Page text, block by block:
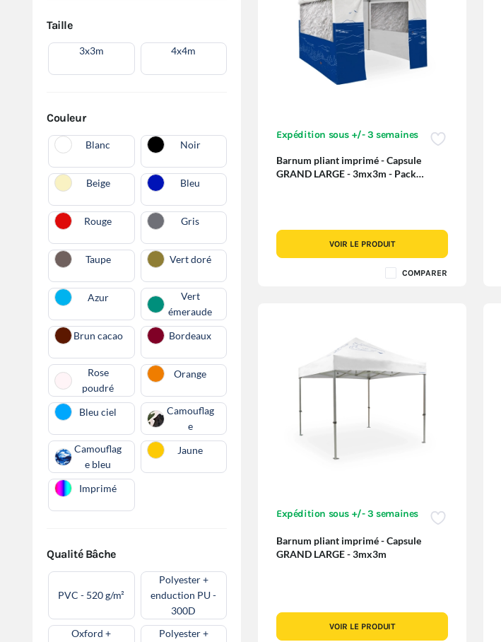
Taille
3x3m 4x4m
Couleur
Blanc Noir
Beige Bleu
Rouge Gris
Taupe Vert doré
Azur
Vert
émeraude
Brun cacao
Bordeaux
Rose
poudré
Orange
Bleu ciel
Camouflag
e
Camouflag
e bleu
Jaune
Imprimé
Qualité Bâche
PVC - 520 g/m²
Polyester +
enduction PU -
300D
Oxford +
Polyester +
Expédition sous +/- 3 semaines
Barnum pliant imprimé - Capsule
GRAND LARGE - 3mx3m - Pack
VOIR LE PRODUIT
COMPARER
Expédition sous +/- 3 semaines
Barnum pliant imprimé - Capsule
GRAND LARGE - 3mx3m
VOIR LE PRODUIT